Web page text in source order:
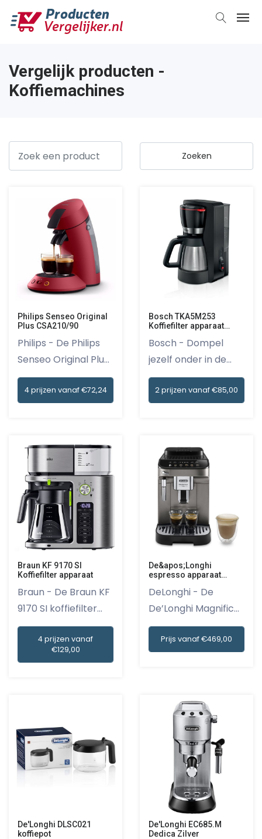
Vergelijk producten -
Koffiemachines
Philips Senseo Original
Plus CSA210/90
Philips - De Philips
Senseo Original Plus
C...
4 prijzen vanaf €72,24
Bosch TKA5M253
Koffiefilter apparaat
Bosch - Dompel
jezelf onder in de
wereld va...
2 prijzen vanaf €85,00
Braun KF 9170 SI
Koffiefilter apparaat
Braun - De Braun KF
9170 SI koffiefilter
ap...
4 prijzen vanaf
€129,00
De&apos;Longhi
espresso apparaat
ECAM290.42.TB
DeLonghi - De
De’Longhi Magnifica
Evo ECAM2...
Prijs vanaf €469,00
De'Longhi DLSC021
koffiepot
De'Longhi EC685.M
Dedica Zilver